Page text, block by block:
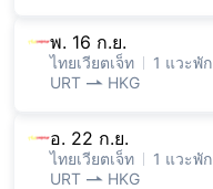
พ. 16 ก.ย.
ไทยเวียตเจ็ท
1 แวะพัก
URT
HKG
อ. 22 ก.ย.
ไทยเวียตเจ็ท
1 แวะพัก
URT
HKG